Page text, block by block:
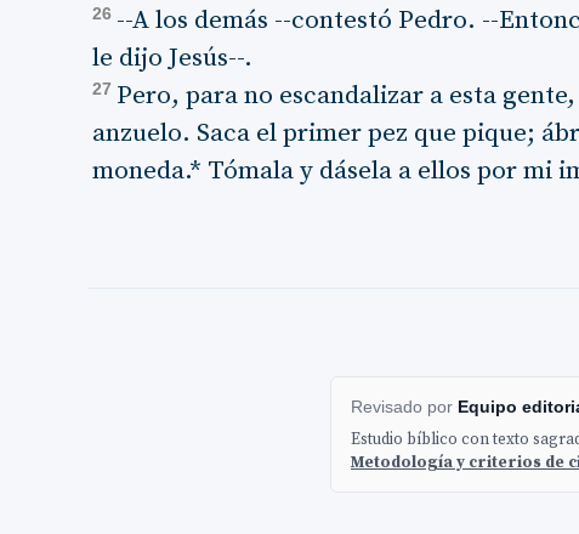
26 --A los demás --contestó Pedro. --
le dijo Jesús--.
27 Pero, para no escandalizar a esta
anzuelo. Saca el primer pez que pique;
moneda.* Tómala y dásela a ellos por mi
Revisado por Equipo
Estudio bíblico con texto
Metodología y criterios de